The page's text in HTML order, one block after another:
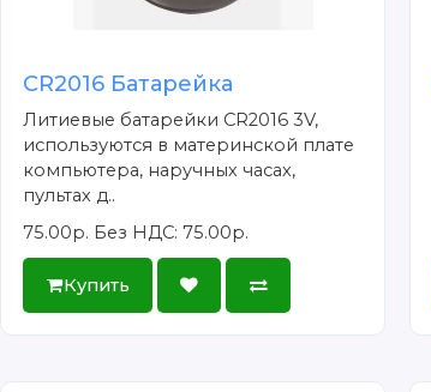
CR2016 Батарейка
Литиевые батарейки CR2016 3V,
используются в материнской плате
компьютера, наручных часах,
пультах д..
75.00р. Без НДС: 75.00р.
Купить